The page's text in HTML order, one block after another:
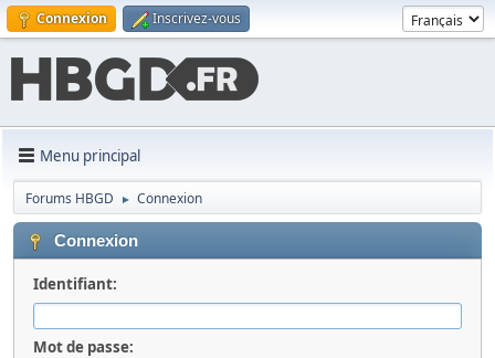
Connexion Inscrivez-vous
Menu principal
Forums HBGD ► Connexion
Connexion
Identifiant:
Mot de passe: